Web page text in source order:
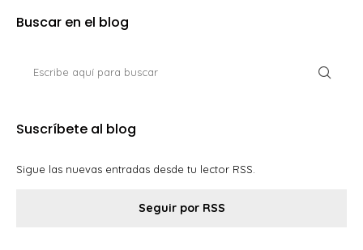
Buscar en el blog
Suscríbete al blog
Sigue las nuevas entradas desde tu lector RSS.
Seguir por RSS